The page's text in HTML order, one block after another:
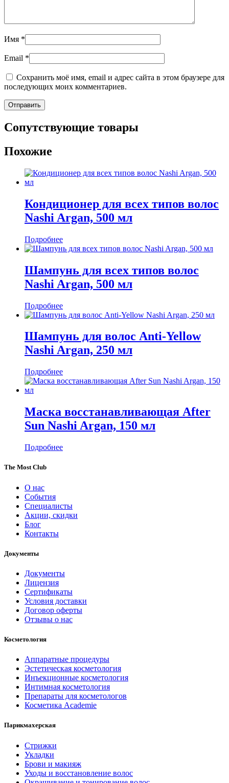
Имя *
Email *
Сохранить моё имя, email и адрес сайта в этом браузере для
последующих моих комментариев.
Сопутствующие товары
Похожие
Кондиционер для всех типов волос
Nashi Argan, 500 мл
Подробнее
Шампунь для всех типов волос
Nashi Argan, 500 мл
Подробнее
Шампунь для волос Anti-Yellow
Nashi Argan, 250 мл
Подробнее
Маска восстанавливающая After
Sun Nashi Argan, 150 мл
Подробнее
The Most Club
О нас
События
Специалисты
Акции, скидки
Блог
Контакты
Документы
Документы
Лицензия
Сертификаты
Условия доставки
Договор оферты
Отзывы о нас
Косметология
Аппаратные процедуры
Эстетическая косметология
Инъекционные косметология
Интимная косметология
Препараты для косметологов
Косметика Academie
Парикмахерская
Стрижки
Укладки
Брови и макияж
Уходы и восстановление волос